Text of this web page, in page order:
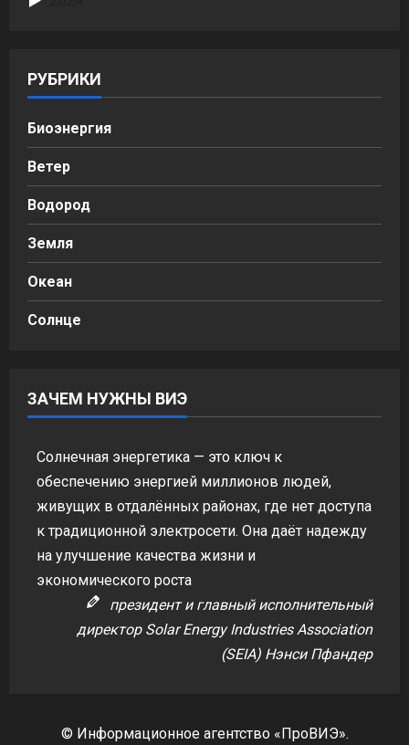
РУБРИКИ
Биоэнергия
Ветер
Водород
Земля
Океан
Солнце
ЗАЧЕМ НУЖНЫ ВИЭ
Солнечная энергетика — это ключ к
обеспечению энергией миллионов людей,
живущих в отдалённых районах, где нет доступа
к традиционной электросети. Она даёт надежду
на улучшение качества жизни и
экономического роста
президент и главный исполнительный
директор Solar Energy Industries Association
(SEIA) Нэнси Пфандер
© Информационное агентство «ПроВИЭ».